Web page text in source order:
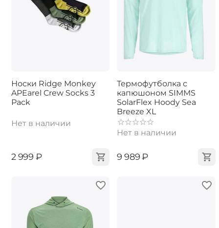
Носки Ridge Monkey
APEarel Crew Socks 3
Pack
Нет в наличии
‍2 999‍ ₽
Термофутболка с
капюшоном SIMMS
SolarFlex Hoody Sea
Breeze XL
Нет в наличии
‍9 989‍₽